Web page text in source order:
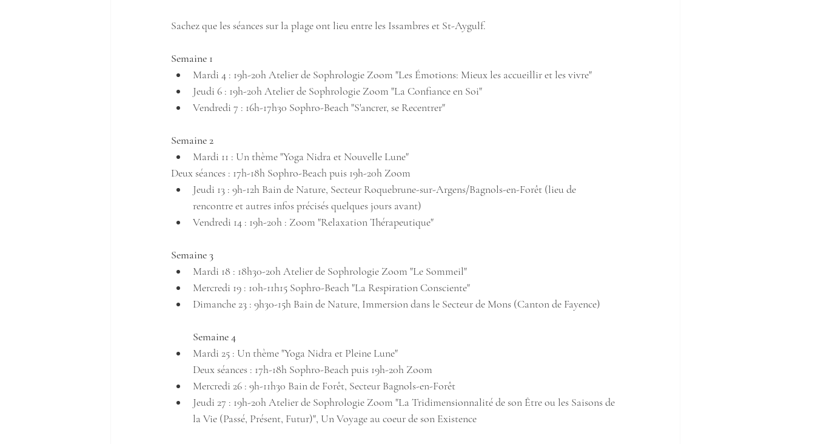
Sachez que les séances sur la plage ont lieu entre les Issambres et St-Aygulf.
Semaine 1
Mardi 4 : 19h-20h Atelier de Sophrologie Zoom "Les Émotions: Mieux les accueillir et les vivre"
Jeudi 6 : 19h-20h Atelier de Sophrologie Zoom "La Confiance en Soi"
Vendredi 7 : 16h-17h30 Sophro-Beach "S'ancrer, se Recentrer"
Semaine 2
Mardi 11 : Un thème "Yoga Nidra et Nouvelle Lune"
Deux séances : 17h-18h Sophro-Beach puis 19h-20h Zoom
Jeudi 13 : 9h-12h Bain de Nature, Secteur Roquebrune-sur-Argens/Bagnols-en-Forêt (lieu de
rencontre et autres infos précisés quelques jours avant)
Vendredi 14 : 19h-20h : Zoom "Relaxation Thérapeutique"
Semaine 3
Mardi 18 : 18h30-20h Atelier de Sophrologie Zoom "Le Sommeil"
Mercredi 19 : 10h-11h15 Sophro-Beach "La Respiration Consciente"
Dimanche 23 : 9h30-15h Bain de Nature, Immersion dans le Secteur de Mons (Canton de Fayence)
Semaine 4
Mardi 25 : Un thème "Yoga Nidra et Pleine Lune"
Deux séances : 17h-18h Sophro-Beach puis 19h-20h Zoom
Mercredi 26 : 9h-11h30 Bain de Forêt, Secteur Bagnols-en-Forêt
Jeudi 27 : 19h-20h Atelier de Sophrologie Zoom "La Tridimensionnalité de son Être ou les Saisons de
la Vie (Passé, Présent, Futur)", Un Voyage au coeur de son Existence